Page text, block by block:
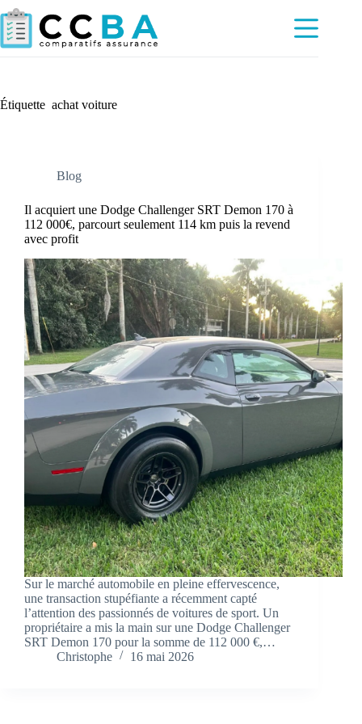
Passer
au
contenu
Étiquette achat voiture
Blog
Il acquiert une Dodge Challenger SRT Demon 170 à
112 000€, parcourt seulement 114 km puis la revend
avec profit
Sur le marché automobile en pleine effervescence,
une transaction stupéfiante a récemment capté
l’attention des passionnés de voitures de sport. Un
propriétaire a mis la main sur une Dodge Challenger
SRT Demon 170 pour la somme de 112 000 €,…
Christophe
16 mai 2026